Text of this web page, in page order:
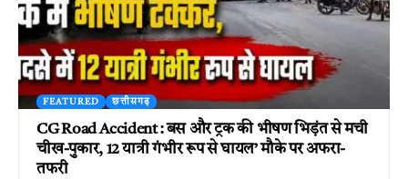
FEATURED छत्तीसगढ़
CG Road Accident : बस और ट्रक की भीषण भिड़ंत से मची
चीख-पुकार, 12 यात्री गंभीर रूप से घायल’ मौके पर अफरा-
तफरी